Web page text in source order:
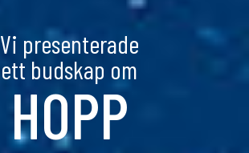
Vi presenterade
ett budskap om
HOPP